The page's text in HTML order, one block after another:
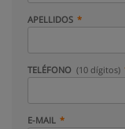
APELLIDOS
TELÉFONO (10 dígitos)
E-MAIL